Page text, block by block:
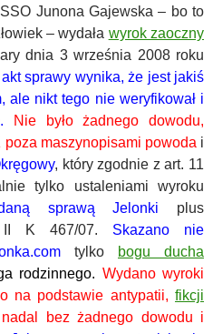
Junona Gajewska – bo to
– wydała wyrok zaoczny
dnia 3 września 2008 roku
sprawy wynika, że jest jakiś
ale nikt tego nie weryfikował i
Nie było żadnego dowodu,
maszynopisami powoda i
, który zgodnie z art. 11
tylko ustaleniami wyroku
sprawą Jelonki plus
II K 467/07. Skazano nie
tylko
bogu ducha
rodzinnego. Wydano wyroki
na podstawie antypatii, fikcji
bez żadnego dowodu i